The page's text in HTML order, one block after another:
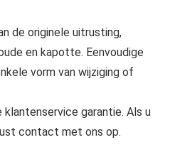
de originele uitrusting,
en kapotte. Eenvoudige
vorm van wijziging of
klantenservice garantie. Als u
contact met ons op.